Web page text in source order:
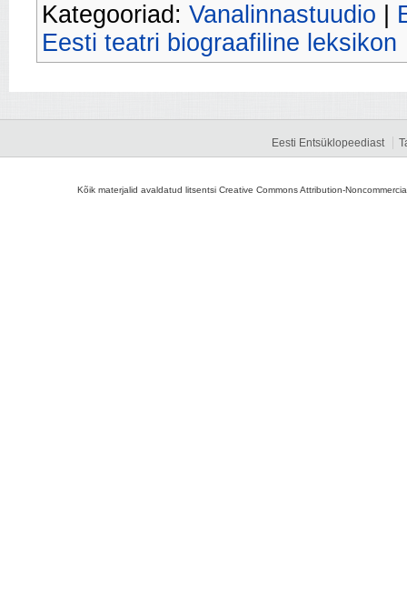
Kategooriad: Vanalinnastuudio
Eesti teatri biograafiline leksikon
Eesti Entsüklopeediast
Kõik materjalid avaldatud litsentsi Creative Commons Attribution-